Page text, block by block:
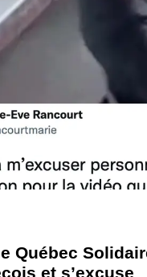
Québec
et s’excuse